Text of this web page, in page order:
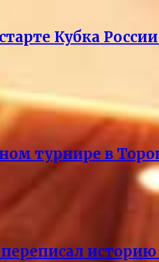
Кубка
турнире в
историю